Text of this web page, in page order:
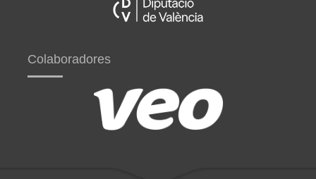
Colaboradores